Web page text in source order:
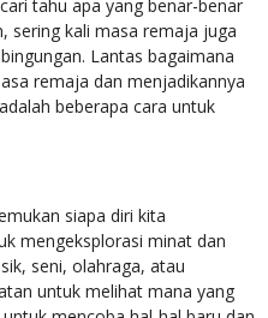
tahu apa yang benar-benar
sering kali masa remaja juga
Lantas bagaimana
remaja dan menjadikannya
beberapa cara untuk
siapa diri kita
mengeksplorasi minat dan
seni, olahraga, atau
untuk melihat mana yang